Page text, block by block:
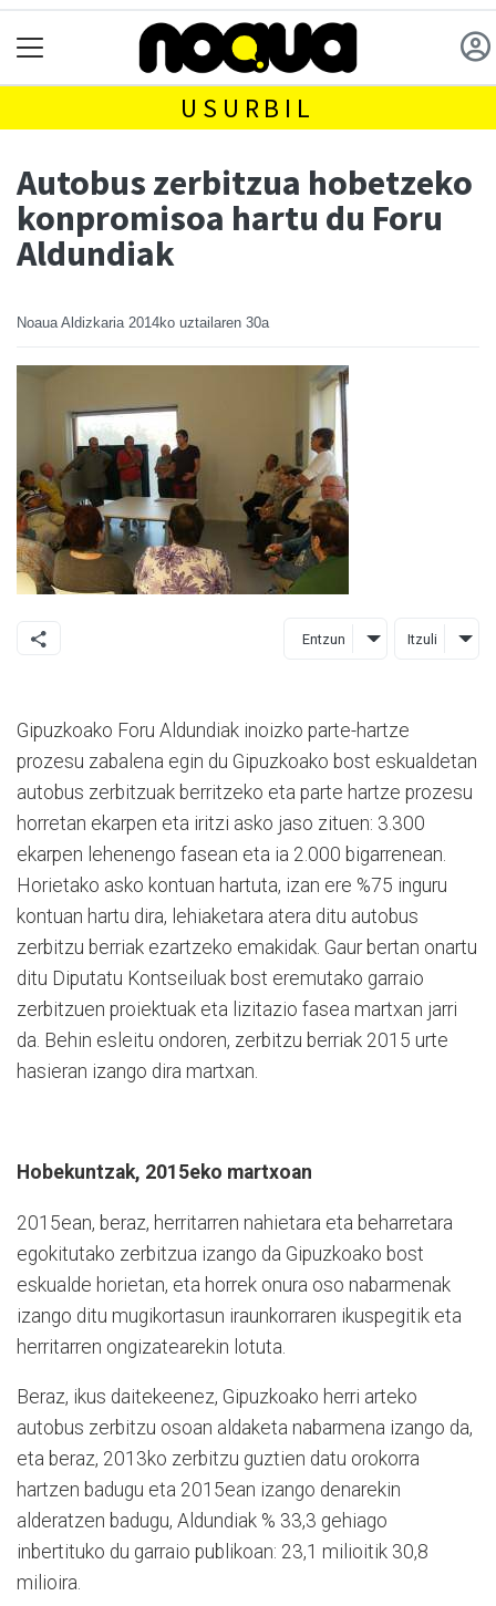
USURBIL
Autobus zerbitzua hobetzeko
konpromisoa hartu du Foru
Aldundiak
Noaua Aldizkaria 2014ko uztailaren 30a
Entzun Itzuli
Gipuzkoako Foru Aldundiak inoizko parte-hartze
prozesu zabalena egin du Gipuzkoako bost eskualdetan
autobus zerbitzuak berritzeko eta parte hartze prozesu
horretan ekarpen eta iritzi asko jaso zituen: 3.300
ekarpen lehenengo fasean eta ia 2.000 bigarrenean.
Horietako asko kontuan hartuta, izan ere %75 inguru
kontuan hartu dira, lehiaketara atera ditu autobus
zerbitzu berriak ezartzeko emakidak. Gaur bertan onartu
ditu Diputatu Kontseiluak bost eremutako garraio
zerbitzuen proiektuak eta lizitazio fasea martxan jarri
da. Behin esleitu ondoren, zerbitzu berriak 2015 urte
hasieran izango dira martxan.
Hobekuntzak, 2015eko martxoan
2015ean, beraz, herritarren nahietara eta beharretara
egokitutako zerbitzua izango da Gipuzkoako bost
eskualde horietan, eta horrek onura oso nabarmenak
izango ditu mugikortasun iraunkorraren ikuspegitik eta
herritarren ongizatearekin lotuta.
Beraz, ikus daitekeenez, Gipuzkoako herri arteko
autobus zerbitzu osoan aldaketa nabarmena izango da,
eta beraz, 2013ko zerbitzu guztien datu orokorra
hartzen badugu eta 2015ean izango denarekin
alderatzen badugu, Aldundiak % 33,3 gehiago
inbertituko du garraio publikoan: 23,1 milioitik 30,8
milioira.